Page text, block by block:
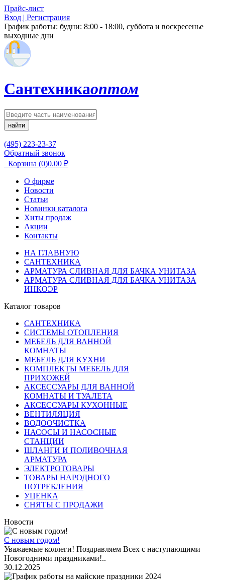
Прайс-лист
Вход | Регистрация
График работы: будни: 8:00 - 18:00, суббота и воскресенье
выходные дни
Сантехникаоптом
найти
(495) 223-23-37
Обратный звонок
Корзина (0)0.00 ₽
О фирме
Новости
Статьи
Новинки каталога
Хиты продаж
Акции
Контакты
НА ГЛАВНУЮ
САНТЕХНИКА
АРМАТУРА СЛИВНАЯ ДЛЯ БАЧКА УНИТАЗА
АРМАТУРА СЛИВНАЯ ДЛЯ БАЧКА УНИТАЗА
ИНКОЭР
Каталог товаров
САНТЕХНИКА
СИСТЕМЫ ОТОПЛЕНИЯ
МЕБЕЛЬ ДЛЯ ВАННОЙ
КОМНАТЫ
МЕБЕЛЬ ДЛЯ КУХНИ
КОМПЛЕКТЫ МЕБЕЛЬ ДЛЯ
ПРИХОЖЕЙ
АКСЕССУАРЫ ДЛЯ ВАННОЙ
КОМНАТЫ И ТУАЛЕТА
АКСЕССУАРЫ КУХОННЫЕ
ВЕНТИЛЯЦИЯ
ВОДООЧИСТКА
НАСОСЫ И НАСОСНЫЕ
СТАНЦИИ
ШЛАНГИ И ПОЛИВОЧНАЯ
АРМАТУРА
ЭЛЕКТРОТОВАРЫ
ТОВАРЫ НАРОДНОГО
ПОТРЕБЛЕНИЯ
УЦЕНКА
СНЯТЫ С ПРОДАЖИ
Новости
С новым годом!
Уважаемые коллеги! Поздравляем Всех с наступающими
Новогодними праздниками!..
30.12.2025